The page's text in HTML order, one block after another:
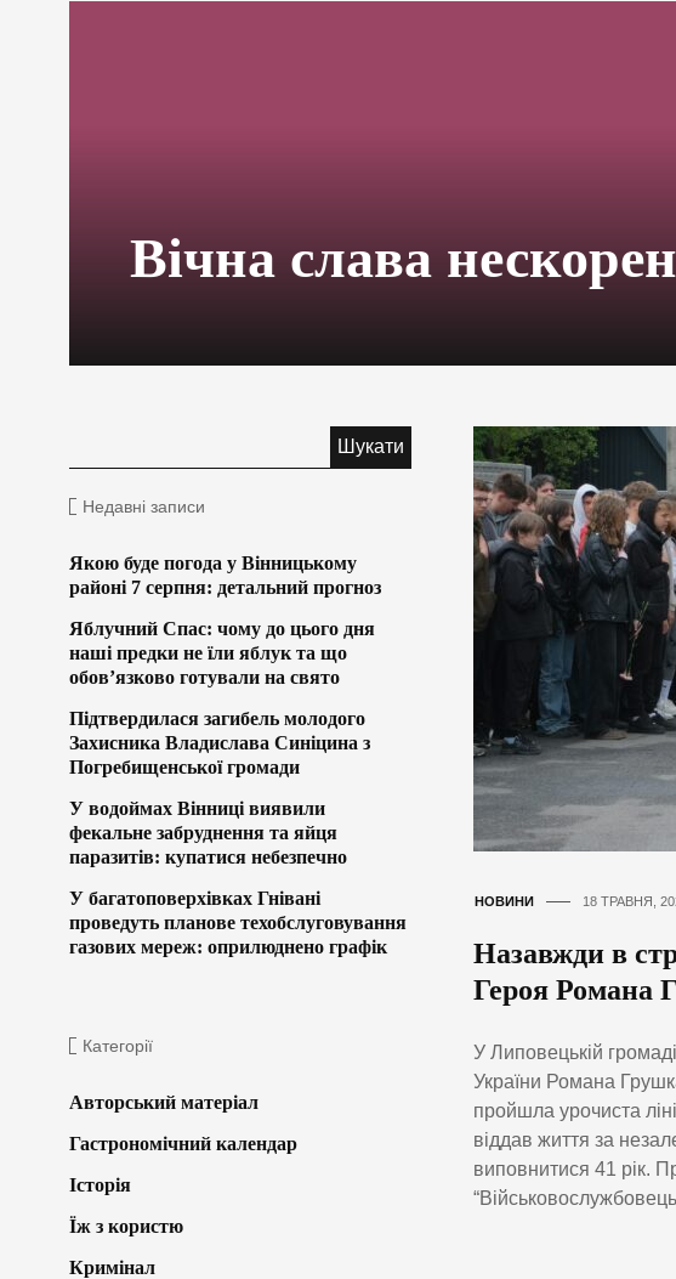
Вічна слава
НОВИНИ 18 ТРАВНЯ,
Назавжди в
Героя Романа
У Липовецькій
України Романа
пройшла урочиста
віддав життя за
виповнитися 41 рік.
Недавні записи
Якою буде погода у Вінницькому
районі 7 серпня: детальний прогноз
Яблучний Спас: чому до цього дня
наші предки не їли яблук та що
обов’язково готували на свято
Підтвердилася загибель молодого
Захисника Владислава Синіцина з
Погребищенської громади
У водоймах Вінниці виявили
фекальне забруднення та яйця
паразитів: купатися небезпечно
У багатоповерхівках Гнівані
проведуть планове техобслуговування
газових мереж: оприлюднено графік
Категорії
Авторський матеріал
Гастрономічний календар
Історія
Їж з користю
Кримінал